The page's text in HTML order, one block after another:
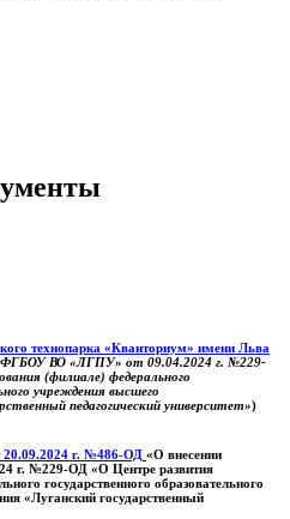
технопарка «Кванториум» имени Льва
ФГБОУ ВО «ЛГПУ» от 09.04.2024 г. №229-
(филиале) федерального
учреждения высшего
педагогический университет»)
г. №486-ОД «О внесении
г. №229-ОД «О Центре развития
государственного образовательного
«Луганский государственный